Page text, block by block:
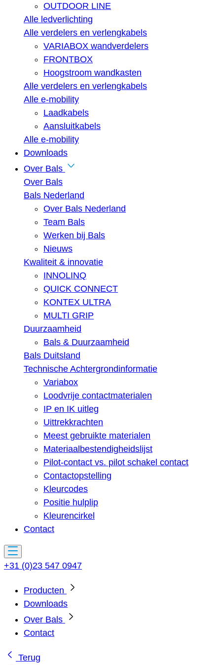
OUTDOOR LINE
Alle ledverlichting
Alle verdelers en verlengkabels
VARIABOX wandverdelers
FRONTBOX
Hoogstroom wandkasten
Alle verdelers en verlengkabels
Alle e-mobility
Laadkabels
Aansluitkabels
Alle e-mobility
Downloads
Over Bals
Over Bals
Bals Nederland
Over Bals Nederland
Team Bals
Werken bij Bals
Nieuws
Kwaliteit & innovatie
INNOLINQ
QUICK CONNECT
KONTEX ULTRA
MULTI GRIP
Duurzaamheid
Bals & Duurzaamheid
Bals Duitsland
Technische Achtergrondinformatie
Variabox
Loodvrije contactmaterialen
IP en IK uitleg
Uittrekkrachten
Meest gebruikte materialen
Materiaalbestendigheidslijst
Pilot-contact vs. pilot schakel contact
Contactopstelling
Kleurcodes
Positie hulplip
Kleurencirkel
Contact
+31 (0)23 547 0947
Producten
Downloads
Over Bals
Contact
Terug